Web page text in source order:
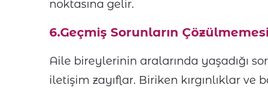
noktasına gelir.
6.Geçmiş Sorunların Çözülmemesi
Aile bireylerinin aralarında yaşadığı
iletişim zayıflar. Biriken kırgınlıklar ve